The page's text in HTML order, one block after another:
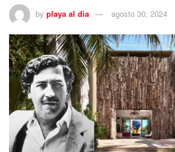
by playa al dia agosto 30, 2024